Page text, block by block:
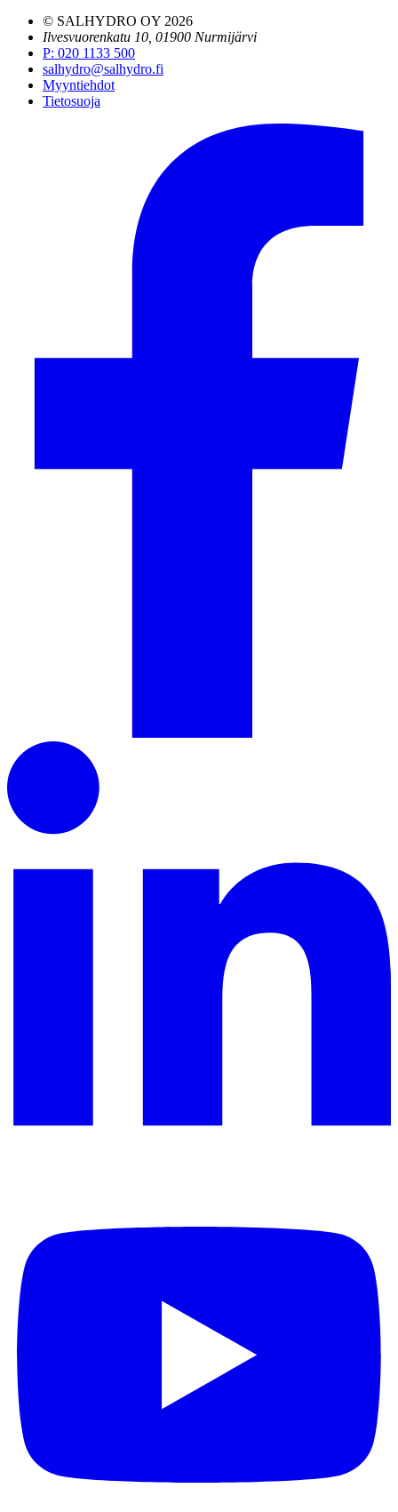
© SALHYDRO OY 2026
Ilvesvuorenkatu 10, 01900 Nurmijärvi
P: 020 1133 500
salhydro@salhydro.fi
Myyntiehdot
Tietosuoja